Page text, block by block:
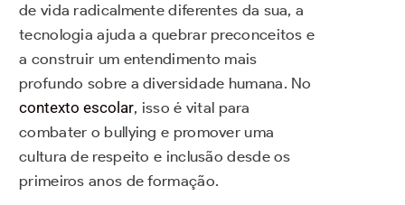
de vida radicalmente diferentes da sua, a
tecnologia ajuda a quebrar preconceitos e
a construir um entendimento mais
profundo sobre a diversidade humana. No
contexto escolar, isso é vital para
combater o bullying e promover uma
cultura de respeito e inclusão desde os
primeiros anos de formação.